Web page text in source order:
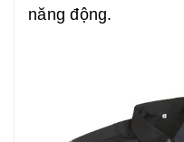
năng động.